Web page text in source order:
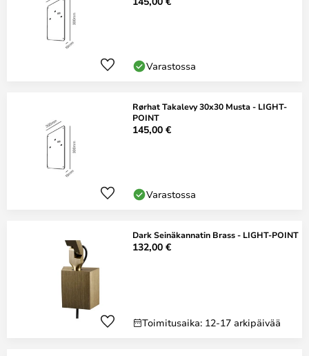
Varastossa
Rørhat Takalevy 30x30 Musta - LIGHT-
POINT
145,00 €
Varastossa
Dark Seinäkannatin Brass - LIGHT-POINT
132,00 €
Toimitusaika: 12-17 arkipäivää